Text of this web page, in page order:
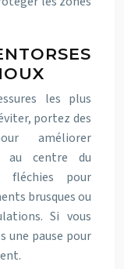
les plus
portez des
améliorer
au centre du
fléchies pour
brusques ou
Si vous
une pause pour